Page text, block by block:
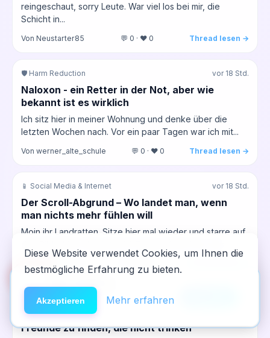
reingeschaut, sorry Leute. War viel los bei mir, die
Schicht in...
Von Neustarter85 💬 0 · ❤️ 0 Thread lesen →
🛡️ Harm Reduction vor 18 Std.
Naloxon - ein Retter in der Not, aber wie
bekannt ist es wirklich
Ich sitz hier in meiner Wohnung und denke über die
letzten Wochen nach. Vor ein paar Tagen war ich mit...
Von werner_alte_schule 💬 0 · ❤️ 0 Thread lesen →
📱 Social Media & Internet vor 18 Std.
Der Scroll-Abgrund – Wo landet man, wenn
man nichts mehr fühlen will
Moin ihr Landratten. Sitze hier mal wieder und starre auf
💉 Opioide & Heroin
Warum fällt es mir immer noch so schwer,
Freunde zu finden, die nicht trinken
🆘Hilfe
NeelixberliN auf dem Homescreen —
wie eine echte App.
Diese Website verwendet Cookies, um Ihnen die
bestmögliche Erfahrung zu bieten.
Akzeptieren Mehr erfahren